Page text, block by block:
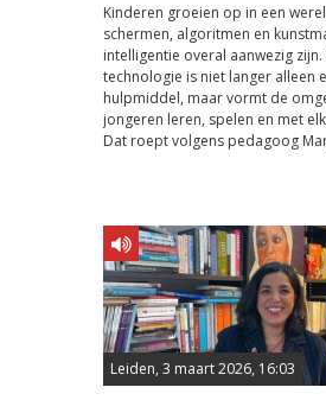
Kinderen groeien op in een
schermen, algoritmen en
intelligentie overal aanwezig
technologie is niet langer alleen
hulpmiddel, maar vormt de
jongeren leren, spelen en met
Dat roept volgens pedagoog
Leiden, 3 maart 2026, 16:03